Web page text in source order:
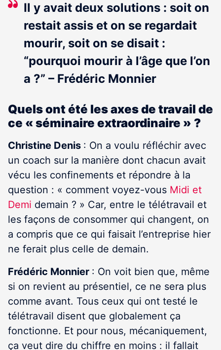
Il y avait deux solutions : soit on
restait assis et on se regardait
mourir, soit on se disait :
“pourquoi mourir à l’âge que l’on
a ?” – Frédéric Monnier
Quels ont été les axes de travail de
ce « séminaire extraordinaire » ?
Christine Denis : On a voulu réfléchir avec
un coach sur la manière dont chacun avait
vécu les confinements et répondre à la
question : « comment voyez-vous Midi et
Demi demain ? » Car, entre le télétravail et
les façons de consommer qui changent, on
a compris que ce qui faisait l’entreprise hier
ne ferait plus celle de demain.
Frédéric Monnier : On voit bien que, même
si on revient au présentiel, ce ne sera plus
comme avant. Tous ceux qui ont testé le
télétravail disent que globalement ça
fonctionne. Et pour nous, mécaniquement,
ça veut dire du chiffre en moins : il fallait